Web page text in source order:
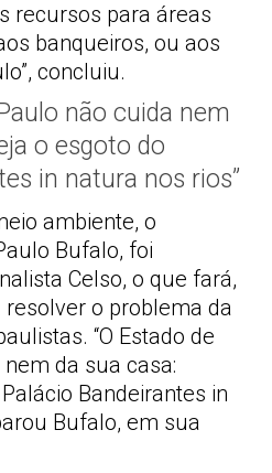
recursos para áreas
banqueiros, ou aos
concluiu.
não cuida nem
o esgoto do
in natura nos rios”
ambiente, o
Bufalo, foi
Celso, o que fará,
o problema da
“O Estado de
da sua casa:
Bandeirantes in
Bufalo, em sua